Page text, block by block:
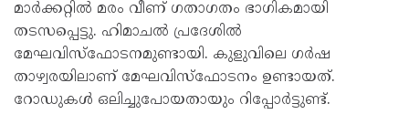
മാര്‍ക്കറ്റില്‍ മരം വീണ് ഗതാഗതം ഭാഗികമായി
തടസപ്പെട്ടു. ഹിമാചല്‍ പ്രദേശില്‍
മേഘവിസ്ഫോടനമുണ്ടായി. കുളുവിലെ ഗര്‍ഷ
താഴ്വരയിലാണ് മേഘവിസ്ഫോടനം ഉണ്ടായത്.
റോഡുകള്‍ ഒലിച്ചുപോയതായും റിപ്പോര്‍ട്ടുണ്ട്.